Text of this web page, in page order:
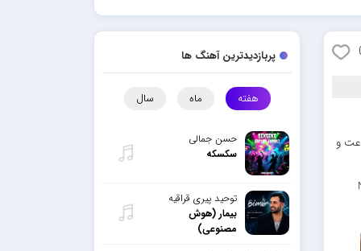
و
پربازدیدترین آهنگ ها
هفته ماه سال
حسن جمالی
سکسکه
توحید پیری قراقیه
بیمار (هوش
مصنوعی)